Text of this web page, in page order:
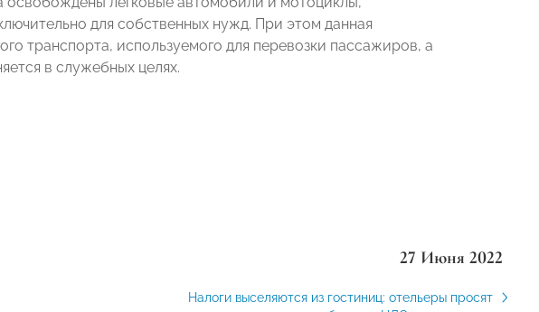
для собственных нужд. При этом данная
транспорта, используемого для перевозки пассажиров, а
в служебных целях.
27 Июня 2022
Налоги выселяются из гостиниц: отельеры просят